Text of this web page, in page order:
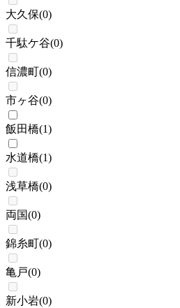
大久保(0)
千駄ケ谷(0)
信濃町(0)
市ヶ谷(0)
飯田橋(1)
水道橋(1)
浅草橋(0)
両国(0)
錦糸町(0)
亀戸(0)
新小岩(0)